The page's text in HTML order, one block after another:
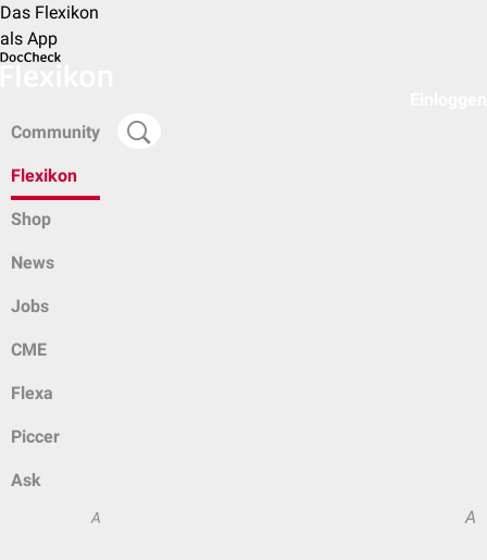
Das Flexikon
als App
Community
Flexikon
Shop
News
Jobs
CME
Flexa
Piccer
Ask
A A